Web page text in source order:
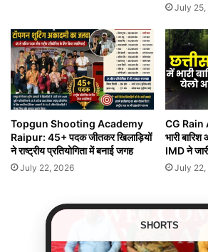
July 25,
Topgun Shooting Academy
Raipur: 45+ पदक जीतकर खिलाड़ियों
ने राष्ट्रीय प्रतियोगिता में बनाई जगह
July 22, 2026
CG Rain
भारी
IMD ने
July 22,
SHORTS